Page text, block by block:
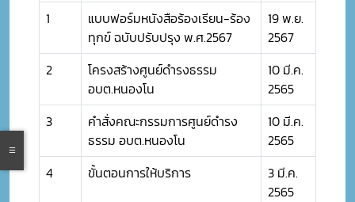
1
แบบฟอร์มหนังสือร้องเรียน-ร้อง
ทุกข์ ฉบับปรับปรุง พ.ศ.2567
19 พ.ย.
2567
2
โครงสร้างศูนย์ดำรงธรรม
อบต.หนองโน
10 มี.ค.
2565
3
คำสั่งคณะกรรมการศูนย์ดำรง
ธรรม อบต.หนองโน
10 มี.ค.
2565
4
ขั้นตอนการให้บริการ
3 มี.ค.
2565